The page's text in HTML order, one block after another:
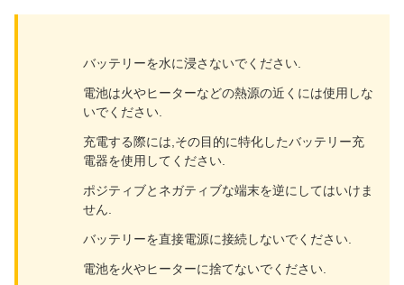
バッテリーを水に浸さないでください.
電池は火やヒーターなどの熱源の近くには使用しな
いでください.
充電する際には,その目的に特化したバッテリー充
電器を使用してください.
ポジティブとネガティブな端末を逆にしてはいけま
せん.
バッテリーを直接電源に接続しないでください.
電池を火やヒーターに捨てないでください.